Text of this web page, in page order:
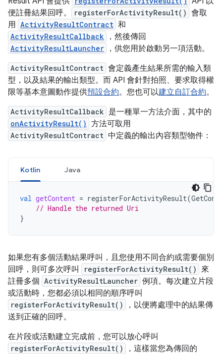
便註冊結果回呼。
registerForActivityResult() 會取
用 ActivityResultContract 和
ActivityResultCallback ，然後傳回
ActivityResultLauncher ，供您用於啟動另一項活動。
ActivityResultContract 會定義產生結果所需的輸入類
型，以及結果的輸出類型。而 API 會針對拍照、要求取得權
限等基本意圖動作提供預設合約。您也可以建立自訂合約。
ActivityResultCallback 是一種單一方法介面，其中的
onActivityResult() 方法可取用
ActivityResultContract 中定義的輸出內容類型物件：
Kotlin Java
val getContent = registerForActivityResult(
// Handle the returned Uri
}
如果您有多個活動結果呼叫，且您使用不同合約或需要個別
回呼，則可多次呼叫
registerForActivityResult() 來
註冊多個 ActivityResultLauncher 例項。每次建立片段
或活動時，您都必須以相同的順序呼叫
registerForActivityResult()
，以便將處理中的結果傳
送到正確的回呼。
在片段或活動建立完成前，您可以放心呼叫
registerForActivityResult() ，這樣當您為傳回的